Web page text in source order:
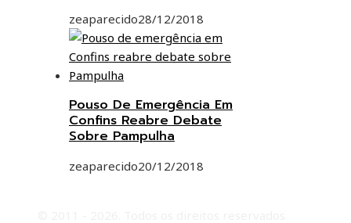
zeaparecido28/12/2018
Pouso De Emergência Em
Confins Reabre Debate
Sobre Pampulha
zeaparecido20/12/2018